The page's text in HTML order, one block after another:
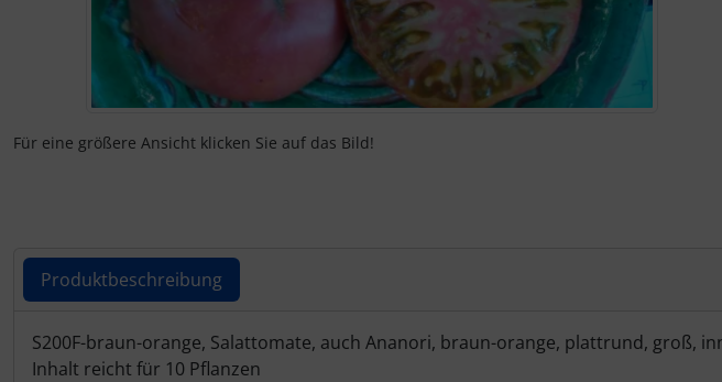
Für eine größere Ansicht klicken Sie auf das Bild!
Produktbeschreibung
Produktbeschreibung
S200F-braun-orange, Salattomate, auch Ananori, braun-orange, plattrund, groß,
Inhalt reicht für 10 Pflanzen